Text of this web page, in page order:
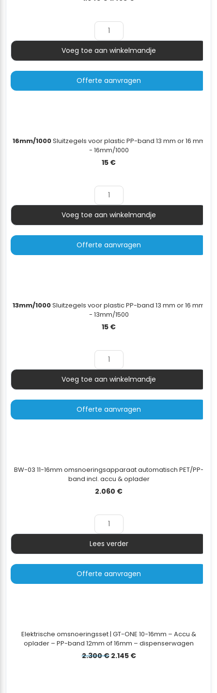
1.645 €.
Aantal
Voeg toe aan winkelmandje
Offerte aanvragen
16mm/1000Sluitzegels voor plastic PP-band 13 mm or 16 mm
- 16mm/1000
15 €
Aantal
Voeg toe aan winkelmandje
Offerte aanvragen
13mm/1000Sluitzegels voor plastic PP-band 13 mm or 16 mm
- 13mm/1500
15 €
Aantal
Voeg toe aan winkelmandje
Offerte aanvragen
BW-03 11-16mm omsnoeringsapparaat automatisch PET/PP-
band incl. accu & oplader
2.060 €
Aantal
Lees verder
Offerte aanvragen
Elektrische omsnoeringsset | GT-ONE 10-16mm – Accu &
oplader – PP-band 12mm of 16mm – dispenserwagen
2.300€ Oorspronkelijke
2.145 €Huidige